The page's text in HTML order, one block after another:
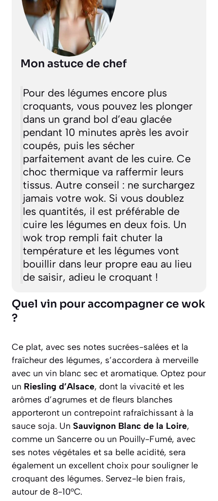
Mon astuce de chef
Pour des légumes encore plus
croquants, vous pouvez les plonger
dans un grand bol d’eau glacée
pendant 10 minutes après les avoir
coupés, puis les sécher
parfaitement avant de les cuire. Ce
choc thermique va raffermir leurs
tissus. Autre conseil : ne surchargez
jamais votre wok. Si vous doublez
les quantités, il est préférable de
cuire les légumes en deux fois. Un
wok trop rempli fait chuter la
température et les légumes vont
bouillir dans leur propre eau au lieu
de saisir, adieu le croquant !
Quel vin pour accompagner ce wok
?
Ce plat, avec ses notes sucrées-salées et la
fraîcheur des légumes, s’accordera à merveille
avec un vin blanc sec et aromatique. Optez pour
un Riesling d’Alsace, dont la vivacité et les
arômes d’agrumes et de fleurs blanches
apporteront un contrepoint rafraîchissant à la
sauce soja. Un Sauvignon Blanc de la Loire,
comme un Sancerre ou un Pouilly-Fumé, avec
ses notes végétales et sa belle acidité, sera
également un excellent choix pour souligner le
croquant des légumes. Servez-le bien frais,
autour de 8-10°C.